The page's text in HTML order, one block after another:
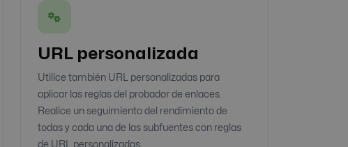
URL personalizada
Utilice también URL personalizadas para
aplicar las reglas del probador de enlaces.
Realice un seguimiento del rendimiento de
todas y cada una de las subfuentes con reglas
de URL personalizadas.